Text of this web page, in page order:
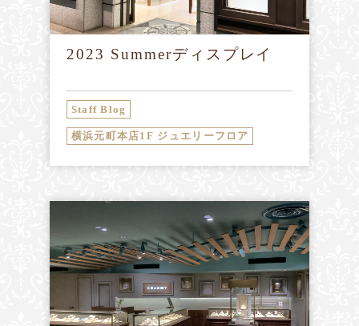
2023 Summerディスプレイ
Staff Blog
横浜元町本店1F ジュエリーフロア